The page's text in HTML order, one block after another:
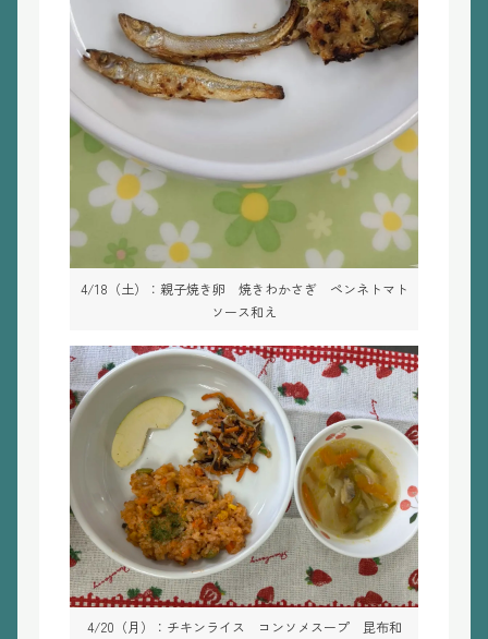
4/18（土）：親子焼き卵 焼きわかさぎ ペンネトマト
ソース和え
4/20（月）：チキンライス コンソメスープ 昆布和